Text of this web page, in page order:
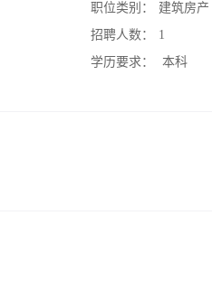
职位类别：
建筑房产
招聘人数：
1
学历要求：
本科